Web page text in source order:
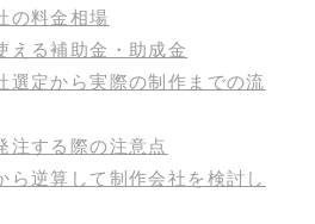
の料金相場
える補助金・助成金
選定から実際の制作までの流
注する際の注意点
ら逆算して制作会社を検討し